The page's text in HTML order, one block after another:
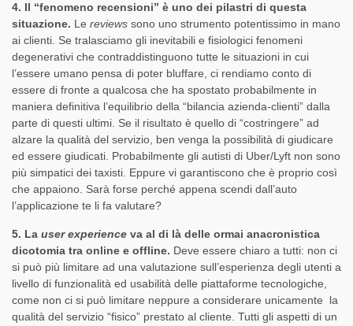
4. Il “fenomeno recensioni” è uno dei pilastri di questa
situazione. Le reviews sono uno strumento potentissimo in mano
ai clienti. Se tralasciamo gli inevitabili e fisiologici fenomeni
degenerativi che contraddistinguono tutte le situazioni in cui
l’essere umano pensa di poter bluffare, ci rendiamo conto di
essere di fronte a qualcosa che ha spostato probabilmente in
maniera definitiva l’equilibrio della “bilancia azienda-clienti” dalla
parte di questi ultimi. Se il risultato è quello di “costringere” ad
alzare la qualità del servizio, ben venga la possibilità di giudicare
ed essere giudicati. Probabilmente gli autisti di Uber/Lyft non sono
più simpatici dei taxisti. Eppure vi garantiscono che è proprio così
che appaiono. Sarà forse perché appena scendi dall’auto
l’applicazione te li fa valutare?
5. La user experience va al di là delle ormai anacronistica
dicotomia tra online e offline. Deve essere chiaro a tutti: non ci
si può più limitare ad una valutazione sull’esperienza degli utenti a
livello di funzionalità ed usabilità delle piattaforme tecnologiche,
come non ci si può limitare neppure a considerare unicamente la
qualità del servizio “fisico” prestato al cliente. Tutti gli aspetti di un